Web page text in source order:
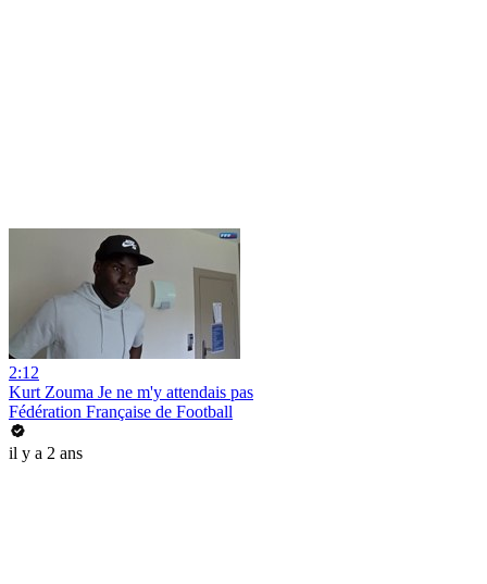
2:12
Kurt Zouma Je ne m'y attendais pas
Fédération Française de Football
il y a 2 ans